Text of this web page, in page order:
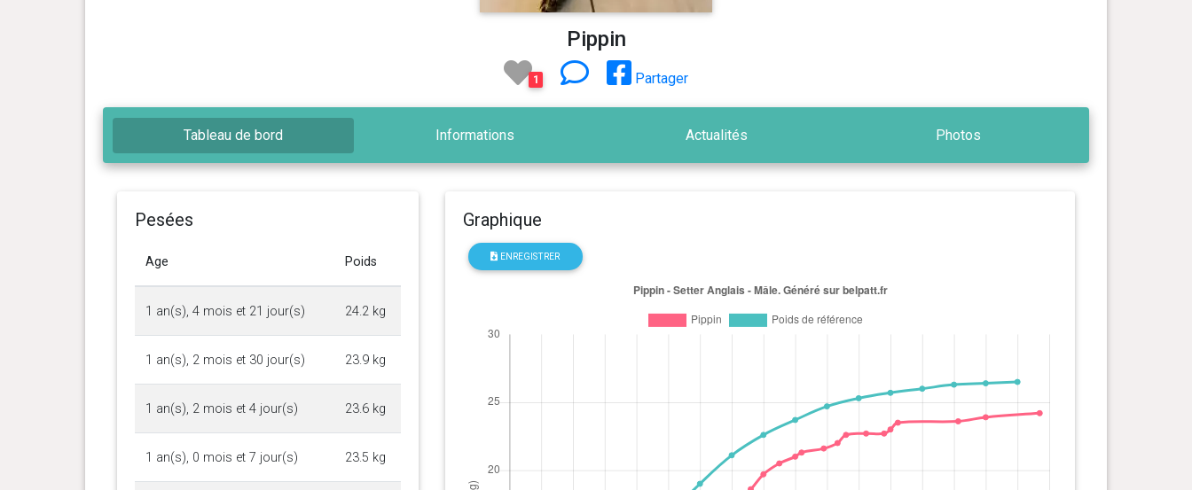
Pippin
1 Partager
Tableau de bord Informations Actualités Photos
Pesées
Age Poids
1 an(s), 4 mois et 21 jour(s) 24.2 kg
1 an(s), 2 mois et 30 jour(s) 23.9 kg
1 an(s), 2 mois et 4 jour(s) 23.6 kg
1 an(s), 0 mois et 7 jour(s) 23.5 kg
Graphique
ENREGISTRER